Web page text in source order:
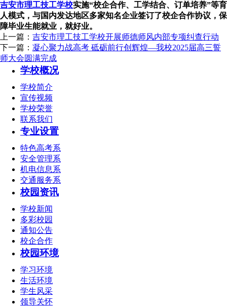
吉安市理工技工学校实施“校企合作、工学结合、订单培养”等育
人模式，与国内发达地区多家知名企业签订了校企合作协议，保
障毕业生能就业，就好业。
上一篇： 吉安市理工技工学校开展师德师风内部专项纠查行动
下一篇： 凝心聚力战高考 砥砺前行创辉煌—我校2025届高三誓
师大会圆满完成
学校概况
学校简介
宣传视频
学校荣誉
联系我们
专业设置
特色高考系
安全管理系
机电信息系
交通服务系
校园资讯
学校新闻
多彩校园
通知公告
校企合作
校园环境
学习环境
生活环境
学生风采
领导关怀